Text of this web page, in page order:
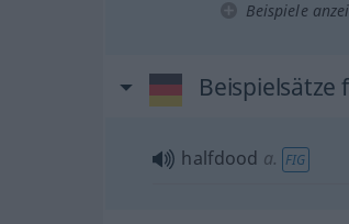
Beispiele
halfdood a. FIG